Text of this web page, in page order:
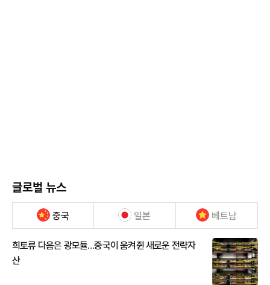
글로벌 뉴스
중국 일본 베트남
희토류 다음은 광모듈…중국이 움켜쥔 새로운 전략자
산